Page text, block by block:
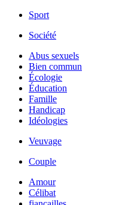
Sport
Société
Abus sexuels
Bien commun
Écologie
Éducation
Famille
Handicap
Idéologies
Veuvage
Couple
Amour
Célibat